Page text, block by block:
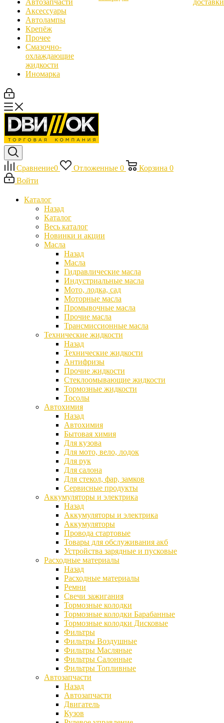
Автозапчасти
Аксессуары
Автолампы
Крепёж
Прочее
Смазочно-
охлаждающие
жидкости
Иномарка
доставки
Сравнение0 Отложенные 0 Корзина 0
Войти
Каталог
Назад
Каталог
Весь каталог
Новинки и акции
Масла
Назад
Масла
Гидравлические масла
Индустриальные масла
Мото, лодка, сад
Моторные масла
Промывочные масла
Прочие масла
Трансмиссионные масла
Технические жидкости
Назад
Технические жидкости
Антифризы
Прочие жидкости
Стеклоомывающие жидкости
Тормозные жидкости
Тосолы
Автохимия
Назад
Автохимия
Бытовая химия
Для кузова
Для мото, вело, лодок
Для рук
Для салона
Для стекол, фар, замков
Сервисные продукты
Аккумуляторы и электрика
Назад
Аккумуляторы и электрика
Аккумуляторы
Провода стартовые
Товары для обслуживания акб
Устройства зарядные и пусковые
Расходные материалы
Назад
Расходные материалы
Ремни
Свечи зажигания
Тормозные колодки
Тормозные колодки Барабанные
Тормозные колодки Дисковые
Фильтры
Фильтры Воздушные
Фильтры Масляные
Фильтры Салонные
Фильтры Топливные
Автозапчасти
Назад
Автозапчасти
Двигатель
Кузов